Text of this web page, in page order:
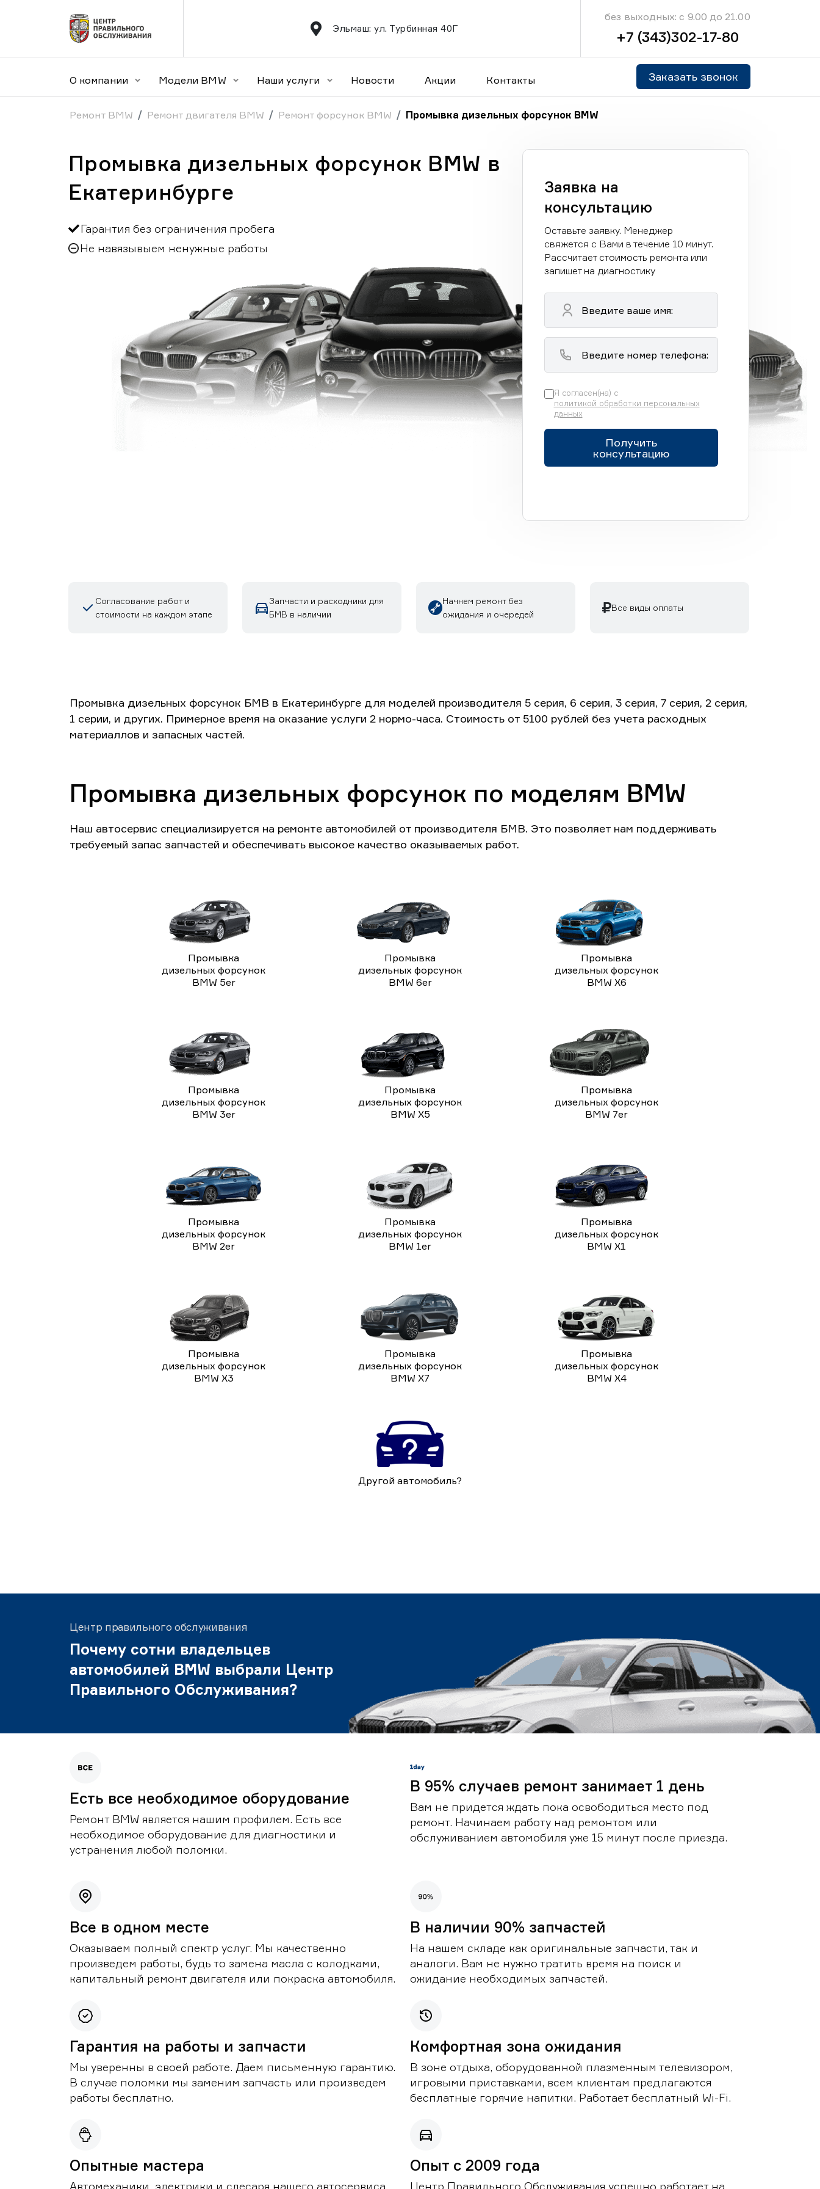
Эльмаш: ул. Турбинная 40Г
без выходных: с 9.00 до 21.00
+7 (343)302-17-80
О компании Модели BMW Наши услуги Новости Акции Контакты Заказать звонок
Ремонт BMW Ремонт двигателя BMW Ремонт форсунок BMW Промывка дизельных форсунок BMW
Промывка дизельных форсунок BMW в
Екатеринбурге
Гарантия без ограничения пробега
Не навязывыем ненужные работы
Заявка на
консультацию
Оставьте заявку. Менеджер
свяжется с Вами в течение 10 минут.
Рассчитает стоимость ремонта или
запишет на диагностику
Я согласен(на) с
политикой обработки персональных
данных
Получить
консультацию
Согласование работ и
стоимости на каждом этапе
Запчасти и расходники для
БМВ в наличии
Начнем ремонт без
ожидания и очередей
Все виды оплаты
Промывка дизельных форсунок БМВ в Екатеринбурге для моделей производителя 5 серия, 6 серия, 3 серия, 7 серия, 2 серия,
1 серии, и других. Примерное время на оказание услуги 2 нормо-часа. Стоимость от 5100 рублей без учета расходных
материаллов и запасных частей.
Промывка дизельных форсунок по моделям BMW
Наш автосервис специализируется на ремонте автомобилей от производителя БМВ. Это позволяет нам поддерживать
требуемый запас запчастей и обеспечивать высокое качество оказываемых работ.
Промывка
дизельных форсунок
BMW 5er
Промывка
дизельных форсунок
BMW 6er
Промывка
дизельных форсунок
BMW X6
Промывка
дизельных форсунок
BMW 3er
Промывка
дизельных форсунок
BMW X5
Промывка
дизельных форсунок
BMW 7er
Промывка
дизельных форсунок
BMW 2er
Промывка
дизельных форсунок
BMW 1er
Промывка
дизельных форсунок
BMW X1
Промывка
дизельных форсунок
BMW X3
Промывка
дизельных форсунок
BMW X7
Промывка
дизельных форсунок
BMW X4
Другой автомобиль?
Центр правильного обслуживания
Почему сотни владельцев
автомобилей BMW выбрали Центр
Правильного Обслуживания?
Есть все необходимое оборудование
Ремонт BMW является нашим профилем. Есть все
необходимое оборудование для диагностики и
устранения любой поломки.
В 95% случаев ремонт занимает 1 день
Вам не придется ждать пока освободиться место под
ремонт. Начинаем работу над ремонтом или
обслуживанием автомобиля уже 15 минут после приезда.
Все в одном месте
Оказываем полный спектр услуг. Мы качественно
произведем работы, будь то замена масла с колодками,
капитальный ремонт двигателя или покраска автомобиля.
В наличии 90% запчастей
На нашем складе как оригинальные запчасти, так и
аналоги. Вам не нужно тратить время на поиск и
ожидание необходимых запчастей.
Гарантия на работы и запчасти
Мы уверенны в своей работе. Даем письменную гарантию.
В случае поломки мы заменим запчасть или произведем
работы бесплатно.
Комфортная зона ожидания
В зоне отдыха, оборудованной плазменным телевизором,
игровыми приставками, всем клиентам предлагаются
бесплатные горячие напитки. Работает бесплатный Wi-Fi.
Опытные мастера
Автомеханики, электрики и слесаря нашего автосервиса
Опыт с 2009 года
Центр Правильного Обслуживания успешно работает на